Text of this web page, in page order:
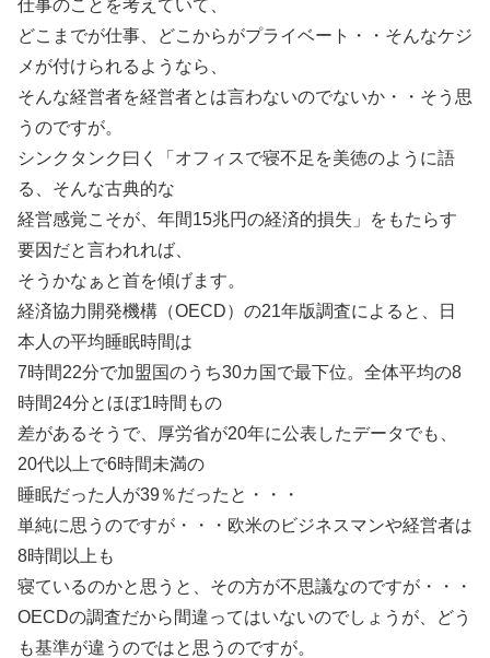
仕事のことを考えていて、
どこまでが仕事、どこからがプライベート・・そんなケジ
メが付けられるようなら、
そんな経営者を経営者とは言わないのでないか・・そう思
うのですが。
シンクタンク曰く「オフィスで寝不足を美徳のように語
る、そんな古典的な
経営感覚こそが、年間15兆円の経済的損失」をもたらす
要因だと言われれば、
そうかなぁと首を傾げます。
経済協力開発機構（OECD）の21年版調査によると、日
本人の平均睡眠時間は
7時間22分で加盟国のうち30カ国で最下位。全体平均の8
時間24分とほぼ1時間もの
差があるそうで、厚労省が20年に公表したデータでも、
20代以上で6時間未満の
睡眠だった人が39％だったと・・・
単純に思うのですが・・・欧米のビジネスマンや経営者は
8時間以上も
寝ているのかと思うと、その方が不思議なのですが・・・
OECDの調査だから間違ってはいないのでしょうが、どう
も基準が違うのではと思うのですが。